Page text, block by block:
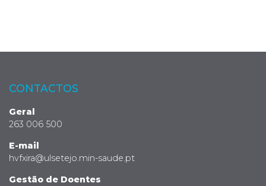
CONTACTOS
Geral
263 006 500
E-mail
hvfxira@ulsetejo.min-saude.pt
Gestão de Doentes